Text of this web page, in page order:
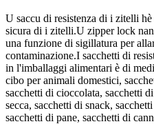
U saccu di resistenza di i zitelli
sicura di i zitelli.U zipper lock
una funzione di sigillatura per
contaminazione.I sacchetti di
in l'imballaggi alimentari è di
cibo per animali domestici,
sacchetti di cioccolata, sacchetti
secca, sacchetti di snack,
sacchetti di pane, sacchetti di